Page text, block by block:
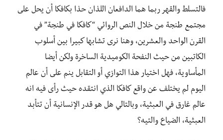
فالتسلط والقهر ربما هما الدافعان اللذان حذا بكافكا أن يحل على
مجتمع طنجة من خلال النص الروائي “كافكا في طنجة” في
القرن الواحد والعشرين، وهنا نرى تشابها كبيرا بين أسلوب
الكاتبين من حيث النفحة الكوميدية الساخرة ولكن أيضا
المأساوية، فهل اختيار هذا التوازي أو التقابل ينم على أن عالم
اليوم لم يختلف عن واقع كافكا الذي انتقده حيث رأى فيه انه
عالم غارق في العبثية، وبالتالي هل هو قدر الإنسانية أن تتأبد
العبثية، الضياع والتيه؟